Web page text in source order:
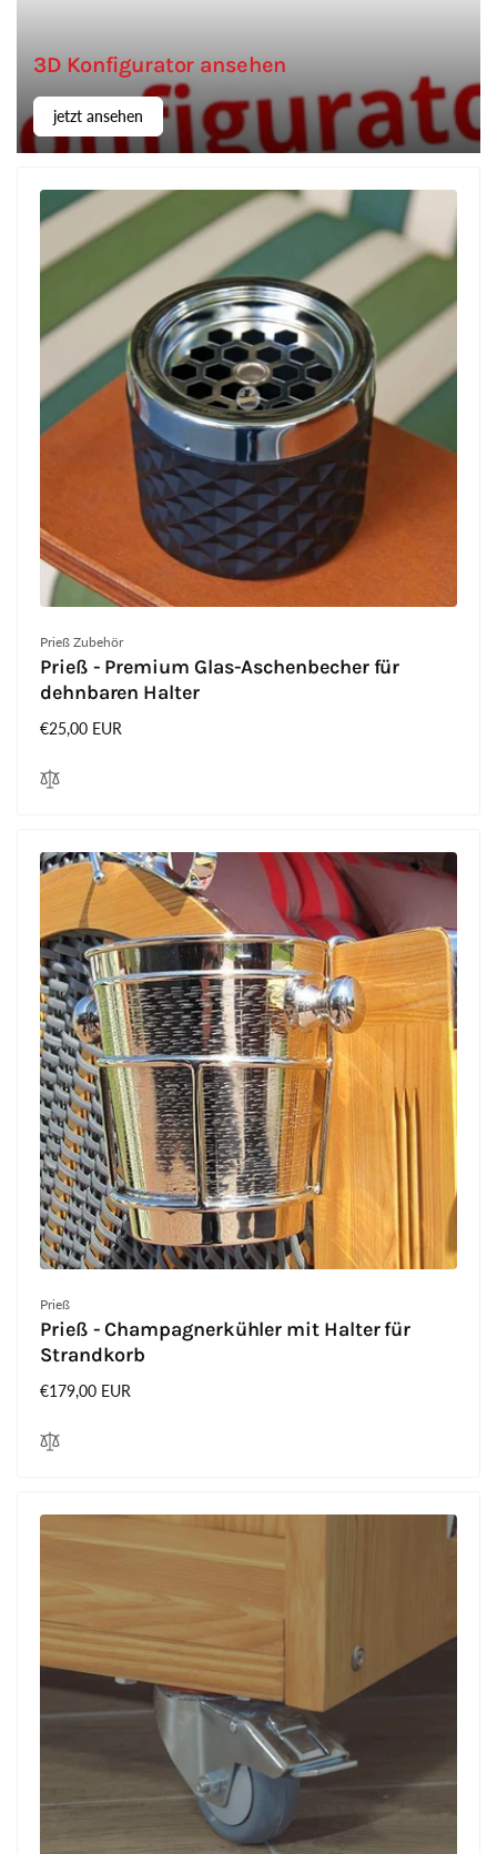
3D Konfigurator ansehen
jetzt ansehen
Anbieter:
Prieß Zubehör
Prieß - Premium Glas-Aschenbecher für
dehnbaren Halter
Normaler
€25,00 EUR
Anbieter:
Prieß
Prieß - Champagnerkühler mit Halter für
Strandkorb
Normaler
€179,00 EUR